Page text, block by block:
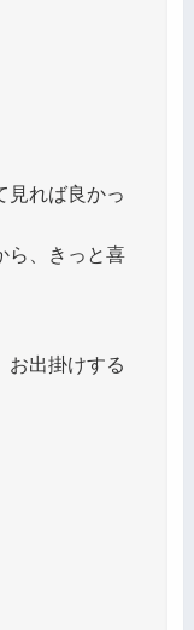
見れば良かっ
ら、きっと喜
お出掛けする